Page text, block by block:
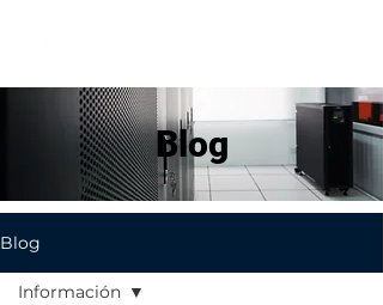
Blog
Blog
Información